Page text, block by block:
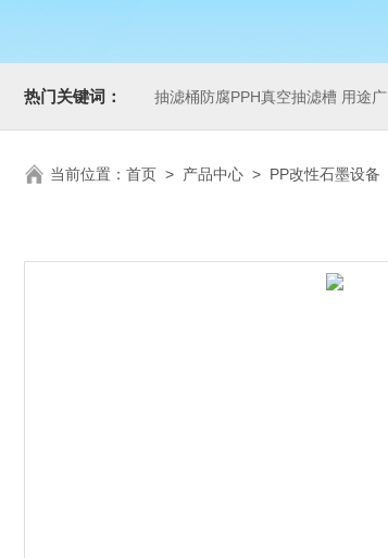
热门关键词： 抽滤桶防腐PPH真空抽滤槽 用途广
当前位置： 首页 > 产品中心 > PP改性石墨设备